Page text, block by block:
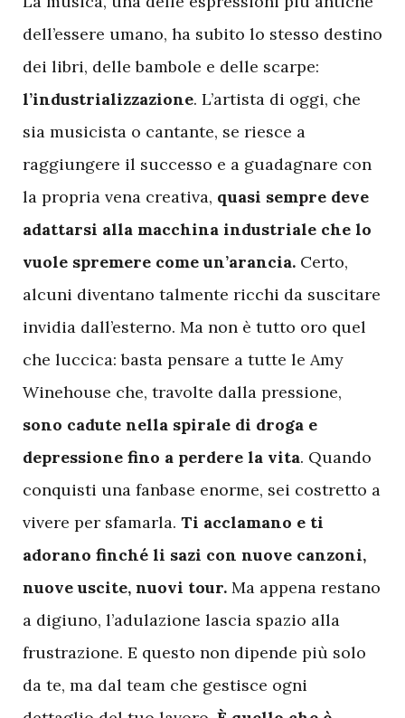
dell’essere umano, ha subito lo stesso destino
dei libri, delle bambole e delle scarpe:
l’industrializzazione. L’artista di oggi, che
sia musicista o cantante, se riesce a
raggiungere il successo e a guadagnare con
la propria vena creativa, quasi sempre deve
adattarsi alla macchina industriale che lo
vuole spremere come un’arancia. Certo,
alcuni diventano talmente ricchi da suscitare
invidia dall’esterno. Ma non è tutto oro quel
che luccica: basta pensare a tutte le Amy
Winehouse che, travolte dalla pressione,
sono cadute nella spirale di droga e
depressione fino a perdere la vita. Quando
conquisti una fanbase enorme, sei costretto a
vivere per sfamarla. Ti acclamano e ti
adorano finché li sazi con nuove canzoni,
nuove uscite, nuovi tour. Ma appena restano
a digiuno, l’adulazione lascia spazio alla
frustrazione. E questo non dipende più solo
da te, ma dal team che gestisce ogni